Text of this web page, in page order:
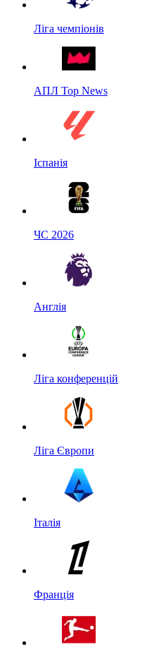
Ліга чемпіонів
АПЛ Top News
Іспанія
ЧС 2026
Англія
Ліга конференцій
Ліга Європи
Італія
Франція